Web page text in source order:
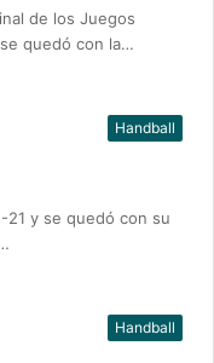
de los Juegos
quedó con la…
Handball
21 y se quedó con su
Handball